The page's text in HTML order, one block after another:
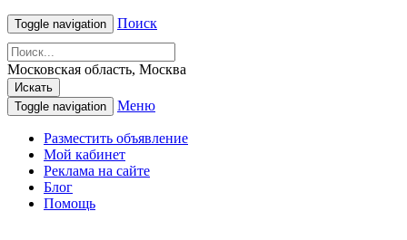
Toggle navigation Поиск
Московская область, Москва
Искать
Toggle navigation
Меню
Разместить объявление
Мой кабинет
Реклама на сайте
Блог
Помощь